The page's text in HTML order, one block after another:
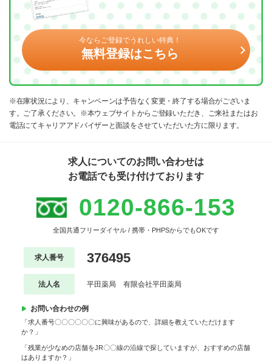
今ならご登録でうれしい特典！
無料登録はこちら
※在庫状況により、キャンペーンは予告なく変更・終了する場合がございま
す。ご了承ください。※本ウェブサイトからご登録いただき、ご来社またはお
電話にてキャリアアドバイザーと面談をさせていただいた方に限ります。
求人についてのお問い合わせは
お電話でも受け付けております
0120-866-153
全国共通フリーダイヤル / 携帯・PHPSからでもOKです
求人番号 376495
法人名 平田薬局 有限会社平田薬局
お問い合わせの例
「求人番号〇〇〇〇〇〇に興味があるので、詳細を教えていただけます
か？」
「残業が少なめの店舗をJR〇〇線の沿線で探していますが、おすすめの店舗
はありますか？」